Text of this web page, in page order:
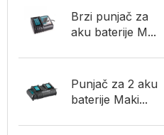
Brzi punjač za
aku baterije M...
Punjač za 2 aku
baterije Maki...